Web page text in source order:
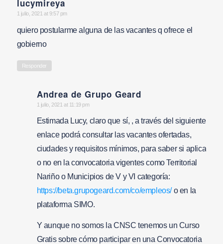
lucymireya
says:
1 julio, 2021 at 9:57 pm
quiero postularme alguna de las vacantes q ofrece el
gobierno
Responder
Andrea de Grupo Geard
says:
1 julio, 2021 at 11:19 pm
Estimada Lucy, claro que sí, , a través del siguiente
enlace podrá consultar las vacantes ofertadas,
ciudades y requisitos mínimos, para saber si aplica
o no en la convocatoria vigentes como Territorial
Nariño o Municipios de V y VI categoría:
https://beta.grupogeard.com/co/empleos/o en la
plataforma SIMO.
Y aunque no somos la CNSC tenemos un Curso
Gratis sobre cómo participar en una Convocatoria